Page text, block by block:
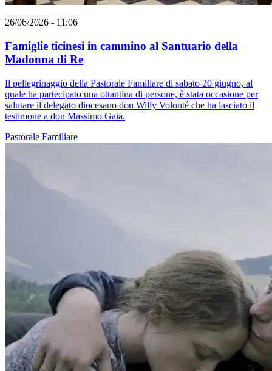
26/06/2026 - 11:06
Famiglie ticinesi in cammino al Santuario della
Madonna di Re
Il pellegrinaggio della Pastorale Familiare di sabato 20 giugno, al
quale ha partecipato una ottantina di persone, è stata occasione per
salutare il delegato diocesano don Willy Volonté che ha lasciato il
testimone a don Massimo Gaia.
Pastorale Familiare